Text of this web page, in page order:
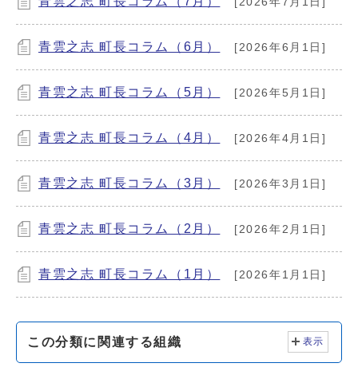
青雲之志 町長コラム（6月） [2026年6月1日]
青雲之志 町長コラム（5月） [2026年5月1日]
青雲之志 町長コラム（4月） [2026年4月1日]
青雲之志 町長コラム（3月） [2026年3月1日]
青雲之志 町長コラム（2月） [2026年2月1日]
青雲之志 町長コラム（1月） [2026年1月1日]
この分類に関連する組織 表示